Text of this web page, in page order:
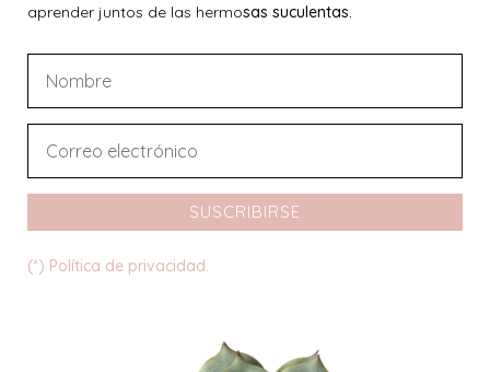
aprender juntos de las hermosas suculentas.
SUSCRIBIRSE
(*) Política de privacidad.